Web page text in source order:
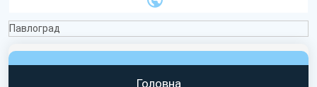
Павлоград
Головна